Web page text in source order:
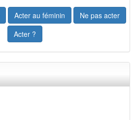
Acter au féminin
Ne pas acter
Acter ?